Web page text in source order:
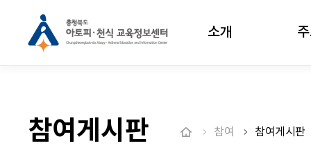
소개
참여게시판 참여 참여게시판